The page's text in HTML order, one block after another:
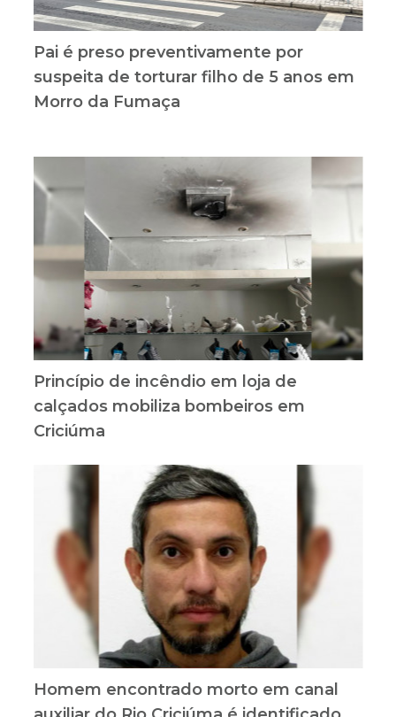
Pai é preso preventivamente por
suspeita de torturar filho de 5 anos em
Morro da Fumaça
Princípio de incêndio em loja de
calçados mobiliza bombeiros em
Criciúma
Homem encontrado morto em canal